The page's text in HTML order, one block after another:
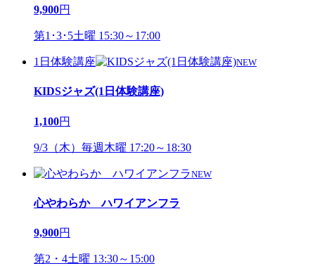
9,900円
第1･3･5土曜 15:30～17:00
1日体験講座 NEW
KIDSジャズ(1日体験講座)
1,100円
9/3（木）毎週木曜 17:20～18:30
NEW
心やわらか ハワイアンフラ
9,900円
第2・4土曜 13:30～15:00